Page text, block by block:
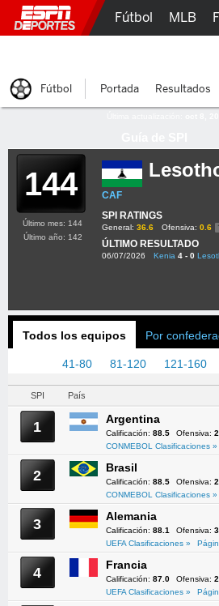
144
CAF
SPI RATINGS
General: 36.6 Ofensiva: 0.6
ÚLTIMO RESULTADO
06/07/2026 Kenia 4 - 0
Último mes: 144
Último año: 142
Todos los equipos Por
41-80 81-120 121-160
SPI País
1 Argentina
Calificación: 88.5 Ofensiva:
CONMEBOL Clasificaciones »
2 Brasil
Calificación: 88.5 Ofensiva:
CONMEBOL Clasificaciones »
3 Alemania
Calificación: 88.1 Ofensiva:
UEFA Clasificaciones »
4 Francia
Calificación: 87.0 Ofensiva:
UEFA Clasificaciones »
Fútbol MLB
Fútbol Portada Resultados